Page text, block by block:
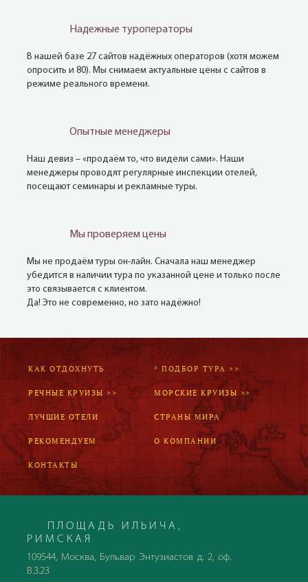
Надежные туроператоры
В нашей базе 27 сайтов надёжных операторов (хотя можем
опросить и 80). Мы снимаем актуальные цены с сайтов в
режиме реального времени.
Опытные менеджеры
Наш девиз – «продаём то, что видели сами». Наши
менеджеры проводят регулярные инспекции отелей,
посещают семинары и рекламные туры.
Мы проверяем цены
Мы не продаём туры он-лайн. Сначала наш менеджер
убедится в наличии тура по указанной цене и только после
это связывается с клиентом.
Да! Это не современно, но зато надёжно!
КАК ОТДОХНУТЬ * ПОДБОР ТУРА >>
РЕЧНЫЕ КРУИЗЫ >> МОРСКИЕ КРУИЗЫ >>
ЛУЧШИЕ ОТЕЛИ СТРАНЫ МИРА
РЕКОМЕНДУЕМ О КОМПАНИИ
КОНТАКТЫ
ПЛОЩАДЬ ИЛЬИЧА,
РИМСКАЯ
109544, Москва, Бульвар Энтузиастов д. 2, оф.
В.3.23